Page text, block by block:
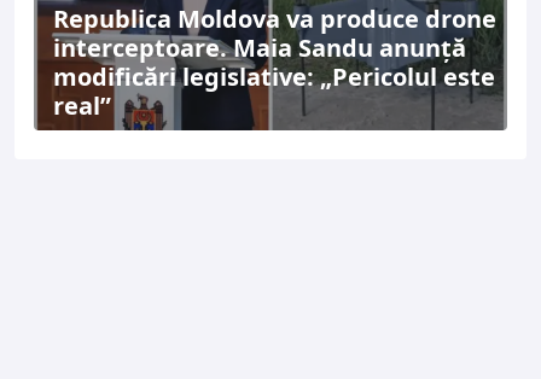
Republica Moldova va produce drone
interceptoare. Maia Sandu anunță
modificări legislative: „Pericolul este
real”